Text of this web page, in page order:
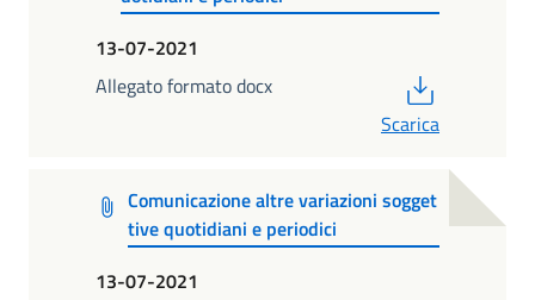
13-07-2021
Allegato formato docx
Scarica
Comunicazione altre variazioni sogget
tive quotidiani e periodici
13-07-2021